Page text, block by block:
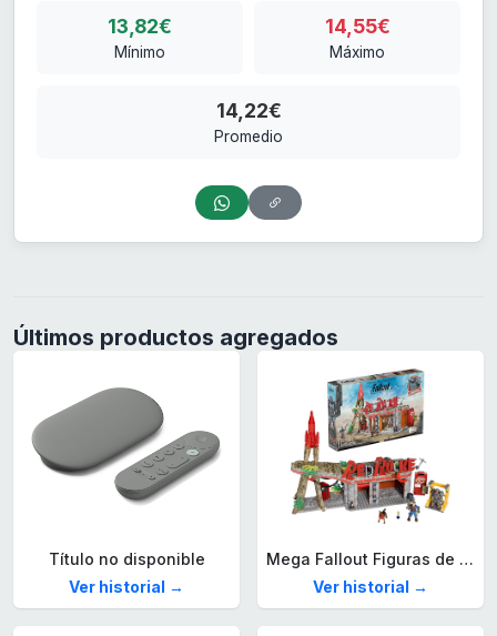
13,82€
Mínimo
14,55€
Máximo
14,22€
Promedio
Últimos productos agregados
Título no disponible
Ver historial →
Mega Fallout Figuras de acción y Juguetes de construcción, Parada de Camiones Red Rocket con 824 Piezas, 2 Personajes articulados y Accesorios, para coleccionistas, HXT00
Ver historial →